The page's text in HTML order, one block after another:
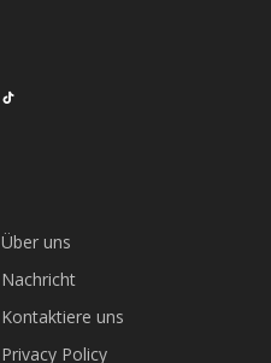
Über uns
Nachricht
Kontaktiere uns
Privacy Policy